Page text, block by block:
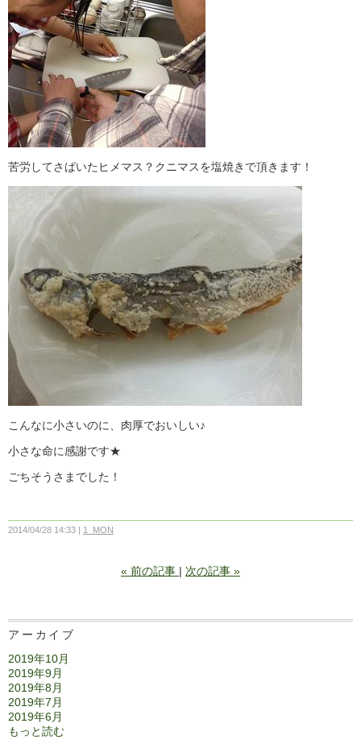
苦労してさばいたヒメマス？クニマスを塩焼きで頂きます！
こんなに小さいのに、肉厚でおいしい♪
小さな命に感謝です★
ごちそうさまでした！
2014/04/28 14:33 1_MON
« 前の記事 次の記事 »
アーカイブ
2019年10月
2019年9月
2019年8月
2019年7月
2019年6月
もっと読む